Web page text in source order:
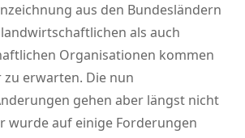
aus den Bundesländern
als auch
Organisationen kommen
erwarten. Die nun
gehen aber längst nicht
wurde auf einige Forderungen